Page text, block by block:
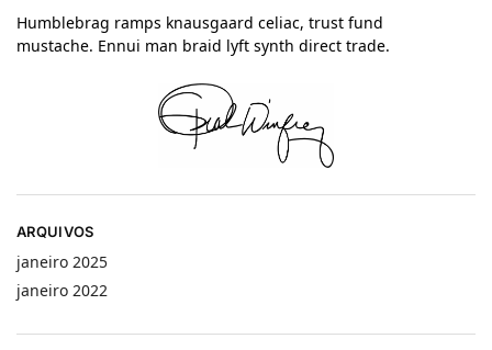
Humblebrag ramps knausgaard celiac, trust fund
mustache. Ennui man braid lyft synth direct trade.
ARQUIVOS
janeiro 2025
janeiro 2022